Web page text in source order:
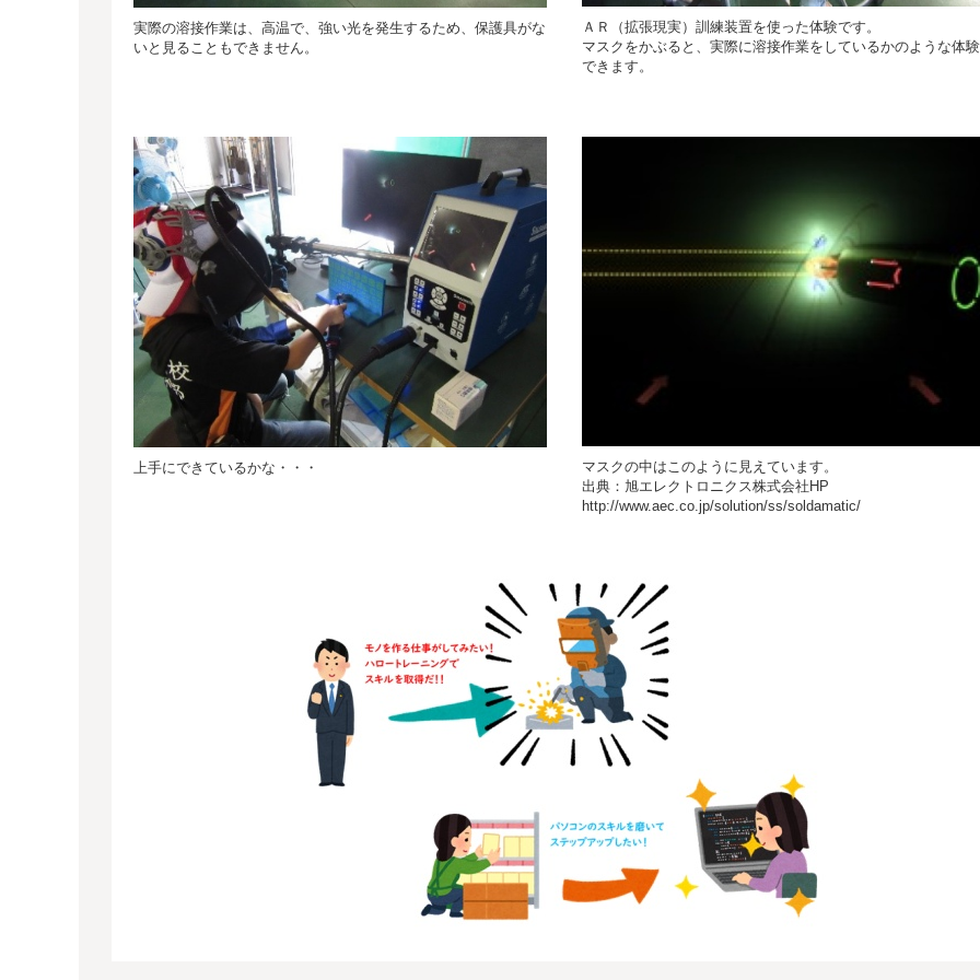
実際の溶接作業は、高温で、強い光を発生するため、保護具がな
いと見ることもできません。
ＡＲ（拡張現実）訓練装置を使った体験です。
マスクをかぶると、実際に溶接作業をしているかのような体
できます。
上手にできているかな・・・
マスクの中はこのように見えています。
出典：旭エレクトロニクス株式会社HP
http://www.aec.co.jp/solution/ss/soldamatic/